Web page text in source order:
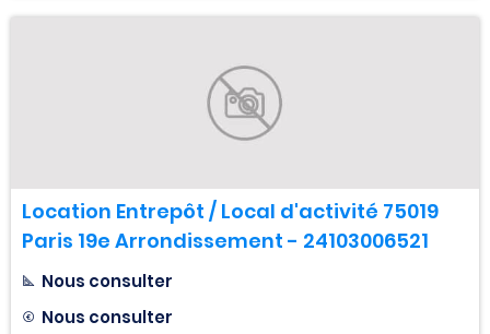
Location Entrepôt / Local d'activité 75019
Paris 19e Arrondissement - 24103006521
Nous consulter
Nous consulter